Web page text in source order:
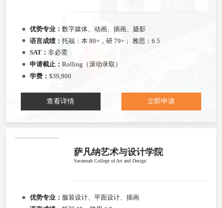
优势专业： 数字媒体、动画、插画、摄影
语言成绩： 托福：本 80+，研 79+； 雅思：6.5
SAT： 非必需
申请截止： Rolling（滚动录取）
学费： $39,900
查看详情 立即申请
萨凡纳艺术与设计学院
Savannah College of Art and Design
优势专业： 服装设计、平面设计、插画